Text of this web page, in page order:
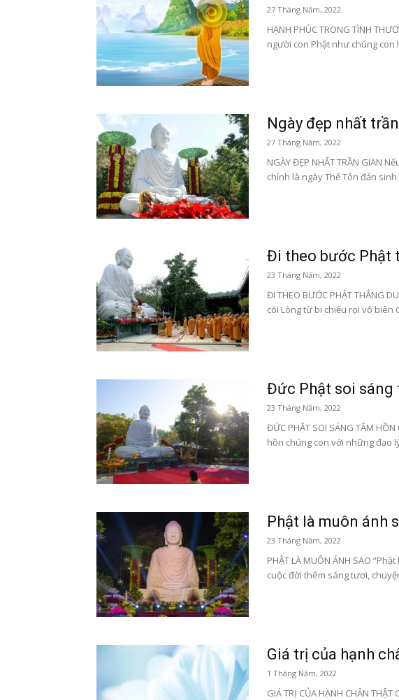
27 Tháng Năm, 2022
HẠNH PHÚC TRONG TÌNH
người con Phật như chúng con
Ngày đẹp nhất
27 Tháng Năm, 2022
NGÀY ĐẸP NHẤT TRẦN GIAN
chính là ngày Thế Tôn đản sinh
Đi theo bước Phật
23 Tháng Năm, 2022
ĐI THEO BƯỚC PHẬT THẮNG
cõi Lòng từ bi chiếu rọi vô biên
Đức Phật soi sáng
23 Tháng Năm, 2022
ĐỨC PHẬT SOI SÁNG TÂM
hồn chúng con với những đạo
Phật là muôn ánh
23 Tháng Năm, 2022
PHẬT LÀ MUÔN ÁNH SAO
cuộc đời thêm sáng tươi,
Giá trị của hạnh
1 Tháng Năm, 2022
GIÁ TRỊ CỦA HẠNH CHÂN